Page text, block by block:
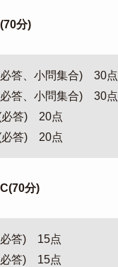
分)
答、小問集合) 30点
答、小問集合) 30点
答) 20点
答) 20点
分)
答) 15点
答) 15点